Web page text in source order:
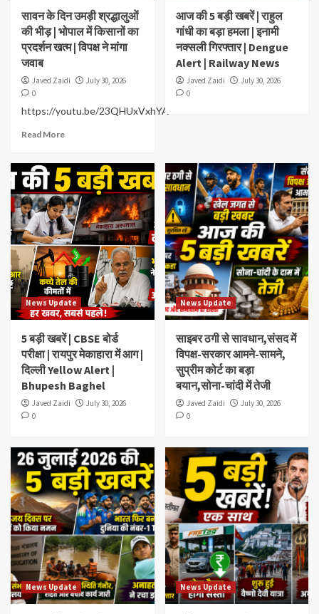
सावन के दिन उमड़ी श्रद्धालुओं
की भीड़ | भोपाल में किसानों का
प्रदर्शन खत्म | विपक्ष ने मांगा
जवाब
Javed Zaidi
July 30, 2026
0
https://youtu.be/23QHUxVxhYA
Read More
आज की 5 बड़ी खबरें | राहुल
गांधी का बड़ा हमला | इनामी
नक्सली गिरफ्तार | Dengue
Alert | Railway News
Javed Zaidi
July 30, 2026
0
News Update
5 बड़ी खबरें | CBSE बोर्ड
परीक्षा | रायपुर मेकाहारा में आग |
दिल्ली Yellow Alert |
Bhupesh Baghel
Javed Zaidi
July 30, 2026
0
News Update
साइबर ठगी से सावधान,संसद में
विपक्ष-सरकार आमने-सामने,
सुप्रीम कोर्ट का बड़ा
बयान,सोना-चांदी में तेजी
Javed Zaidi
July 30, 2026
0
News Update News Update